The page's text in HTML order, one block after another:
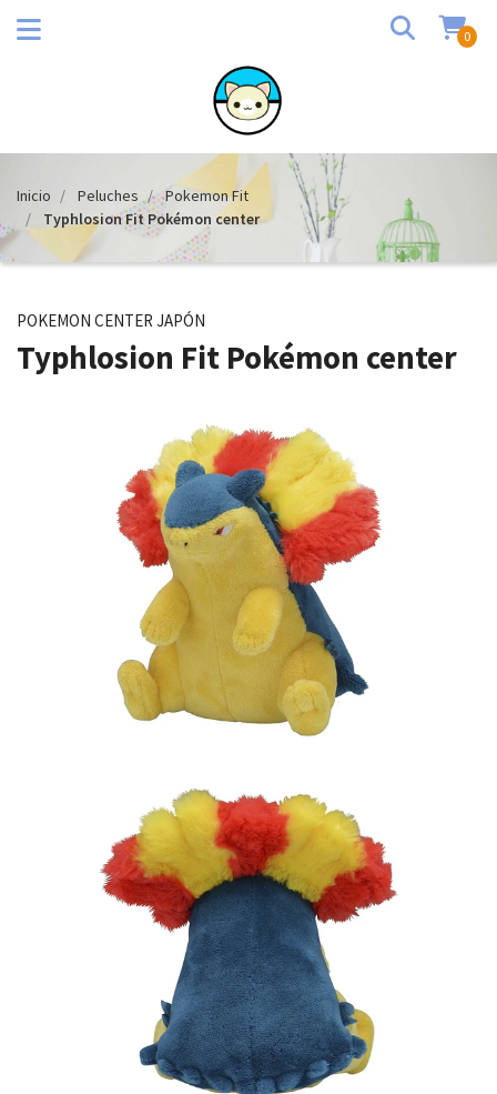
0
Inicio Peluches
Pokemon Fit
Typhlosion Fit Pokémon center
POKEMON CENTER JAPÓN
Typhlosion Fit Pokémon center